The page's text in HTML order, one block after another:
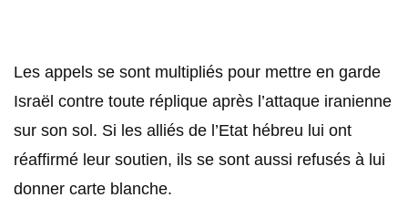
Les appels se sont multipliés pour mettre en garde
Israël contre toute réplique après l’attaque iranienne
sur son sol. Si les alliés de l’Etat hébreu lui ont
réaffirmé leur soutien, ils se sont aussi refusés à lui
donner carte blanche.